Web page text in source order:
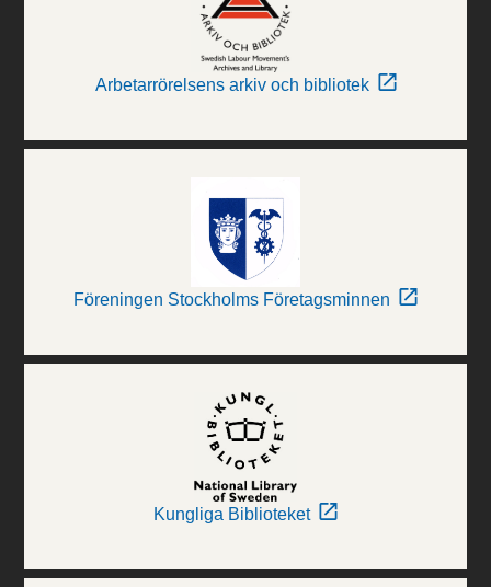
Arbetarrörelsens arkiv och bibliotek
Föreningen Stockholms Företagsminnen
Kungliga Biblioteket